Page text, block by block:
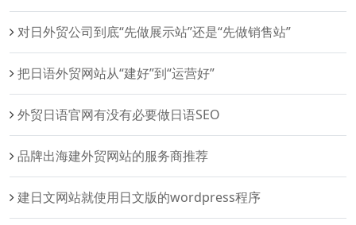
对日外贸公司到底“先做展示站”还是“先做销售站”
把日语外贸网站从“建好”到“运营好”
外贸日语官网有没有必要做日语SEO
品牌出海建外贸网站的服务商推荐
建日文网站就使用日文版的wordpress程序